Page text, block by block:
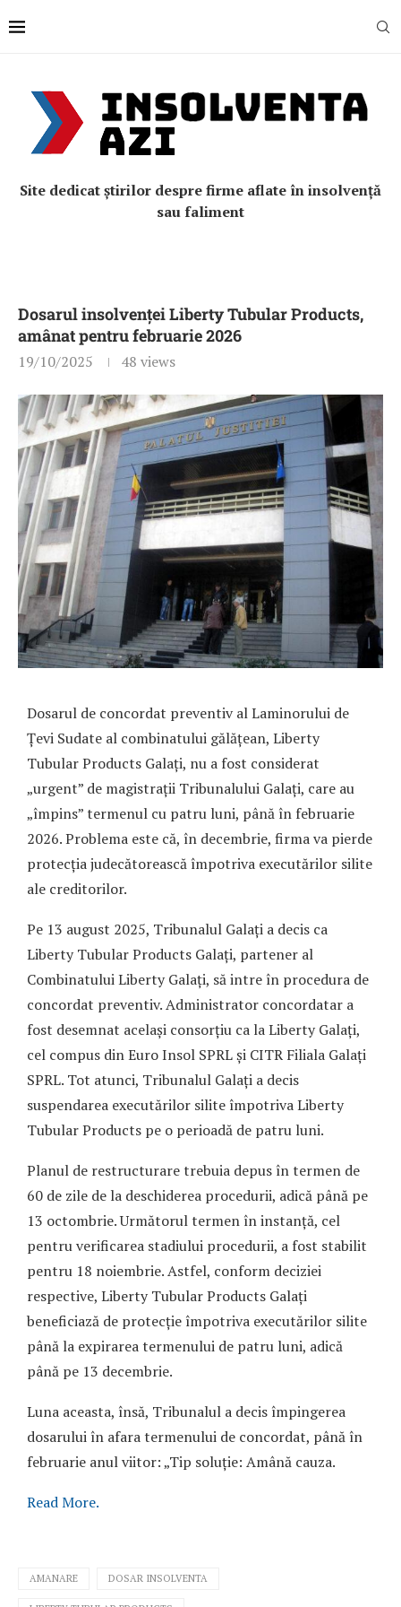
Site dedicat știrilor despre firme aflate în insolvență
sau faliment
Dosarul insolvenței Liberty Tubular Products,
amânat pentru februarie 2026
19/10/2025 48 views
Dosarul de concordat preventiv al Laminorului de
Țevi Sudate al combinatului gălățean, Liberty
Tubular Products Galați, nu a fost considerat
„urgent” de magistrații Tribunalului Galați, care au
„împins” termenul cu patru luni, până în februarie
2026. Problema este că, în decembrie, firma va pierde
protecția judecătorească împotriva executărilor silite
ale creditorilor.
Pe 13 august 2025, Tribunalul Galați a decis ca
Liberty Tubular Products Galați, partener al
Combinatului Liberty Galați, să intre în procedura de
concordat preventiv. Administrator concordatar a
fost desemnat același consorțiu ca la Liberty Galați,
cel compus din Euro Insol SPRL și CITR Filiala Galați
SPRL. Tot atunci, Tribunalul Galați a decis
suspendarea executărilor silite împotriva Liberty
Tubular Products pe o perioadă de patru luni.
Planul de restructurare trebuia depus în termen de
60 de zile de la deschiderea procedurii, adică până pe
13 octombrie. Următorul termen în instanță, cel
pentru verificarea stadiului procedurii, a fost stabilit
pentru 18 noiembrie. Astfel, conform deciziei
respective, Liberty Tubular Products Galați
beneficiază de protecție împotriva executărilor silite
până la expirarea termenului de patru luni, adică
până pe 13 decembrie.
Luna aceasta, însă, Tribunalul a decis împingerea
dosarului în afara termenului de concordat, până în
februarie anul viitor: „Tip soluție: Amână cauza.
Read More.
AMANARE DOSAR INSOLVENTA